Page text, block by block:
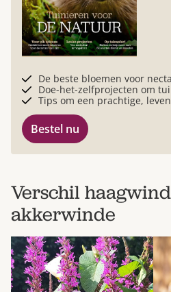
De beste bloemen voor
Doe-het-zelfprojecten om
Tips om een prachtige,
Bestel nu
Verschil
akkerwinde